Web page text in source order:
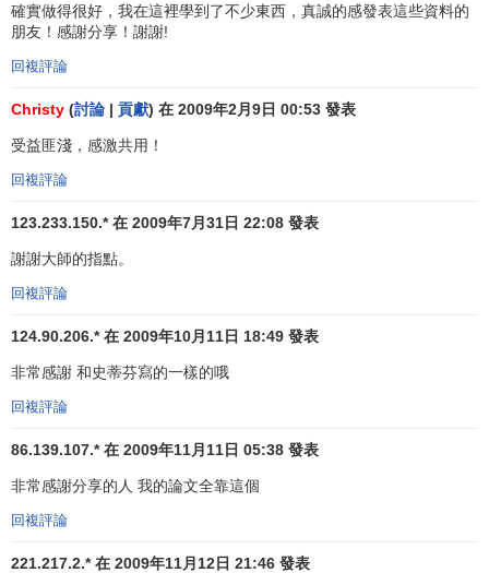
關係儘可能少，但每一項關係都要發揮作用。
組織結構設計的六要素
管理者在進行組織結構設計時，必須考慮6個關鍵因素：
工作專門化、部門化
規化。
工作專門化
20世紀初，
而富甲天下，享譽全球。他的做法是，給公司每一位員工分
的右前輪，有的則只負責安裝右前門。通過把工作分化成較
小的、標準化的任務，使工人能夠反覆地進行同一種操作，
福特利用技能相對有限的員工，每10秒鐘就能生產出一輛汽
產效率會提高。今天，我們用工作專門化
specialization
工作任務劃分成若幹步驟來完成的細化程度。
確實做得很好，我在這裡學到了不少東西，真誠的感發表這些資料的
朋友！感謝分享！謝謝!
回複評論
Christy (討論 | 貢獻) 在 2009年2月9日 00:53 發表
受益匪淺，感激共用！
回複評論
123.233.150.* 在 2009年7月31日 22:08 發表
謝謝大師的指點。
回複評論
124.90.206.* 在 2009年10月11日 18:49 發表
非常感謝 和史蒂芬寫的一樣的哦
回複評論
86.139.107.* 在 2009年11月11日 05:38 發表
非常感謝分享的人 我的論文全靠這個
回複評論
221.217.2.* 在 2009年11月12日 21:46 發表